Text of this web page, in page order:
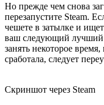
Но прежде чем снова
перезапустите Steam.
чешете в затылке и
ваш следующий лучший
занять некоторое
сработала, следует
Скриншот через Steam